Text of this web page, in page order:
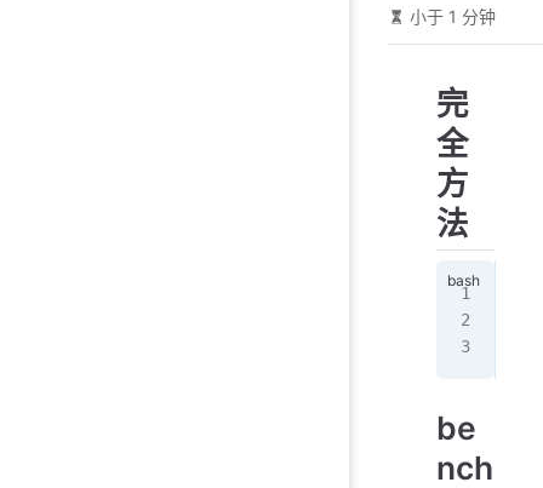
小于 1 分钟
完
全
方
法
be
nch